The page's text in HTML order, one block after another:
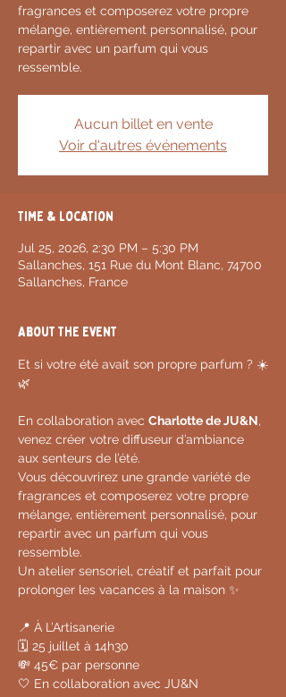
fragrances et composerez votre propre
mélange, entièrement personnalisé, pour
repartir avec un parfum qui vous
ressemble.
Aucun billet en vente
Voir d'autres événements
Time & Location
Jul 25, 2026, 2:30 PM – 5:30 PM
Sallanches, 151 Rue du Mont Blanc, 74700
Sallanches, France
About the event
Et si votre été avait son propre parfum ? ☀️
🌿
En collaboration avec Charlotte de JU&N,
venez créer votre diffuseur d’ambiance
aux senteurs de l’été.
Vous découvrirez une grande variété de
fragrances et composerez votre propre
mélange, entièrement personnalisé, pour
repartir avec un parfum qui vous
ressemble.
Un atelier sensoriel, créatif et parfait pour
prolonger les vacances à la maison ✨
📍 À L’Artisanerie
🗓️ 25 juillet à 14h30
💸 45€ par personne
🤍 En collaboration avec JU&N